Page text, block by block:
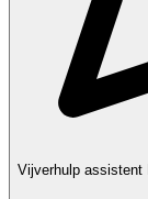
Vijverhulp assistent